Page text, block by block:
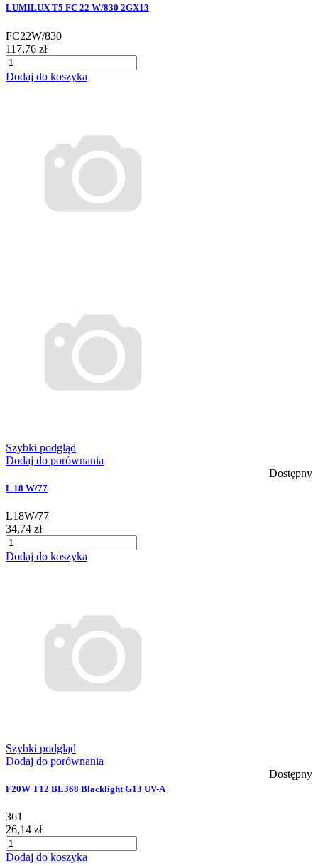
LUMILUX T5 FC 22 W/830 2GX13
FC22W/830
117,76 zł
Dodaj do koszyka
Szybki podgląd
Dodaj do porównania
Dostępny
L 18 W/77
L18W/77
34,74 zł
Dodaj do koszyka
Szybki podgląd
Dodaj do porównania
Dostępny
F20W T12 BL368 Blacklight G13 UV-A
361
26,14 zł
Dodaj do koszyka